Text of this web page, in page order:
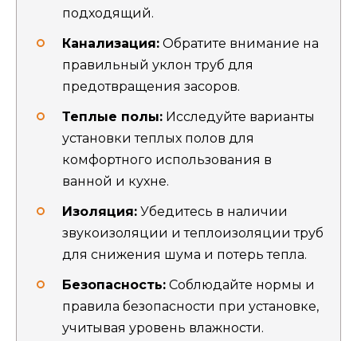
подходящий.
Канализация: Обратите внимание на
правильный уклон труб для
предотвращения засоров.
Теплые полы: Исследуйте варианты
установки теплых полов для
комфортного использования в
ванной и кухне.
Изоляция: Убедитесь в наличии
звукоизоляции и теплоизоляции труб
для снижения шума и потерь тепла.
Безопасность: Соблюдайте нормы и
правила безопасности при установке,
учитывая уровень влажности.